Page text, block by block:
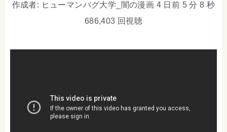
作成者: ヒューマンバグ大学_闇の漫画 4 日前 5 分 8 秒
686,403 回視聴